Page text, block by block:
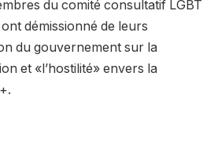
du comité consultatif LGBT
démissionné de leurs
du gouvernement sur la
et «l’hostilité» envers la